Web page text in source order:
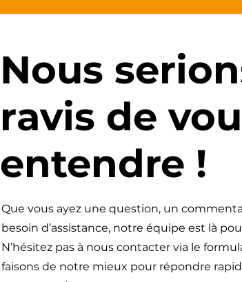
Nous
ravis de
entendre !
Que vous ayez une question, un
besoin d’assistance, notre équipe est là
N’hésitez pas à nous contacter via le
faisons de notre mieux pour répondre